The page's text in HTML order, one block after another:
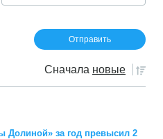
Сначала новые
Долиной» за год превысил 2